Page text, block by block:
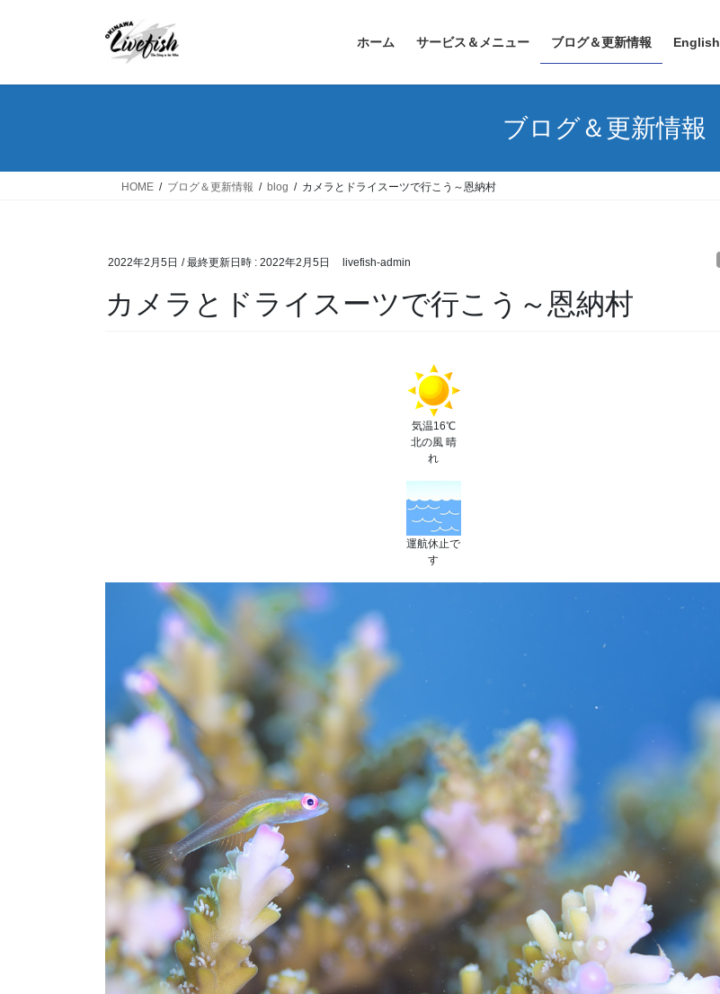
ホーム サービス＆メニュー ブログ＆更新情報 English
ブログ＆更新情報
HOME ブログ＆更新情報 blog カメラとドライスーツで行こう～恩納村
2022年2月5日 / 最終更新日時 : 2022年2月5日 livefish-admin
カメラとドライスーツで行こう～恩納村
気温16℃
北の風 晴
れ
運航休止で
す